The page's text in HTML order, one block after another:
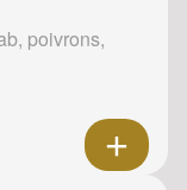
poivrons,